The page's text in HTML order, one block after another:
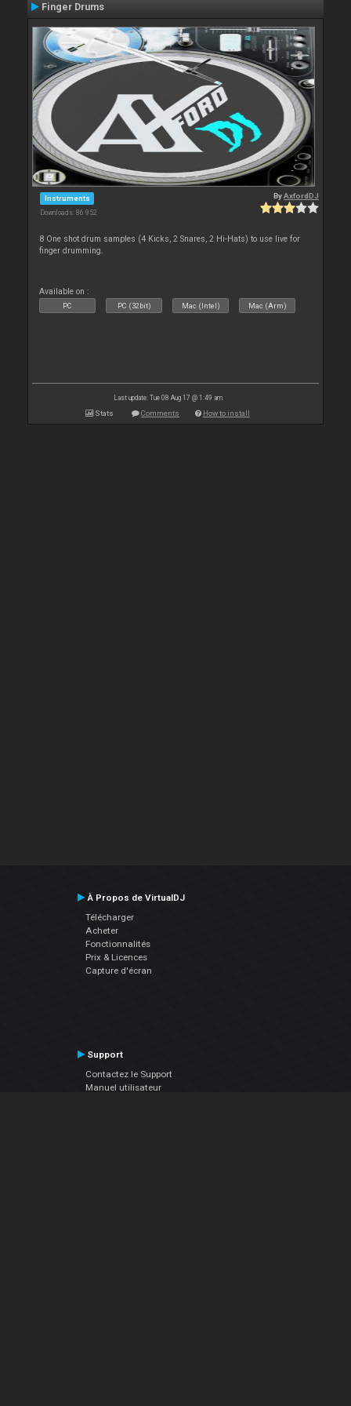
Finger Drums
Instruments
Downloads: 86 952
ByAxfordDJ
8 One shot drum samples (4 Kicks, 2 Snares, 2 Hi-Hats) to use live for
finger drumming.
Available on :
PC PC (32bit) Mac (Intel) Mac (Arm)
Last update: Tue 08 Aug 17 @ 1:49 am
Stats Comments How to install
À Propos de VirtualDJ
Télécharger
Acheter
Fonctionnalités
Prix & Licences
Capture d'écran
Support
Contactez le Support
Manuel utilisateur